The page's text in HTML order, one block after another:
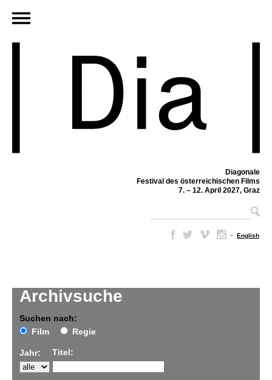
Diagonale
Festival des österreichischen Films
7. – 12. April 2027, Graz
– English
Archivsuche
Suchen nach:
Film
Regie
Jahr: Titel: